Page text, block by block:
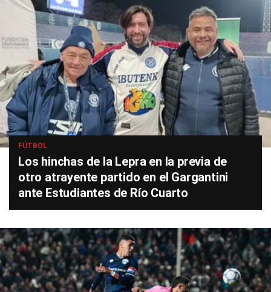
FÚTBOL
Los hinchas de la Lepra en la previa de
otro atrayente partido en el Gargantini
ante Estudiantes de Río Cuarto